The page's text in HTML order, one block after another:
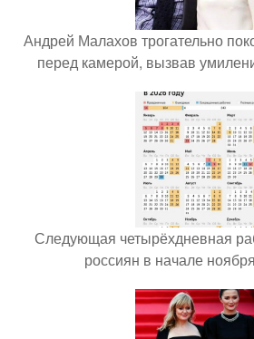
Андрей Малахов трогательно
перед камерой, вызвав
Следующая четырёхдневная
россиян в начале